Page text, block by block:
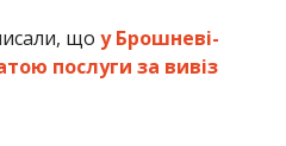
що у Брошневі-
послуги за вивіз